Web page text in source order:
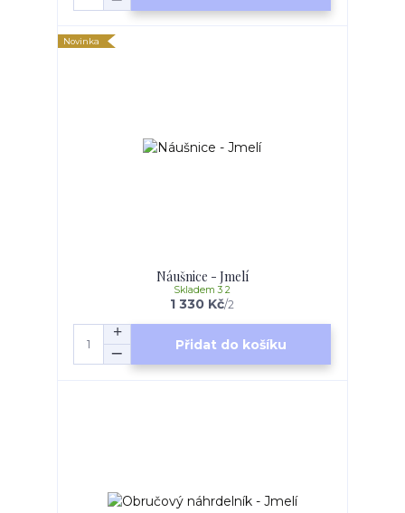
Novinka
Náušnice - Jmelí
1 330 Kč/2
Skladem 3 2
Přidat do košíku